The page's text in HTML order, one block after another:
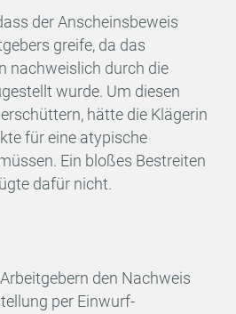
der Anscheinsbeweis
greife, da das
nachweislich durch die
wurde. Um diesen
hätte die Klägerin
für eine atypische
Ein bloßes Bestreiten
dafür nicht.
den Nachweis
per Einwurf-